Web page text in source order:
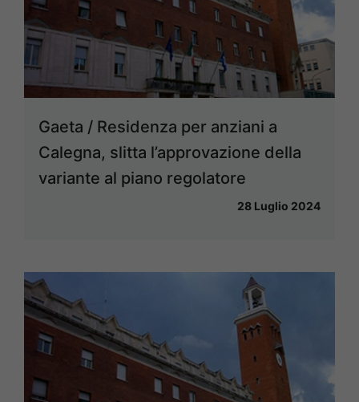
Gaeta / Residenza per anziani a
Calegna, slitta l’approvazione della
variante al piano regolatore
28 Luglio 2024